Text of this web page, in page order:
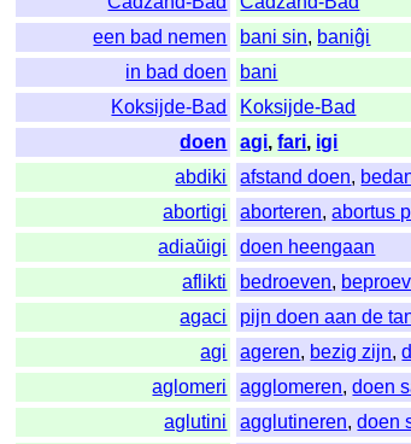
een bad nemen
bani sin, baniĝi
in bad doen
bani
Koksijde-Bad
Koksijde-Bad
doen
agi,fari, igi
abdiki
afstand doen,
abortigi
aborteren,abortus
adiaŭigi
doen heengaan
aflikti
bedroeven,
agaci
pijn doen aan de
agi
ageren, bezig zijn,
aglomeri
agglomeren,doen
aglutini
agglutineren,doen